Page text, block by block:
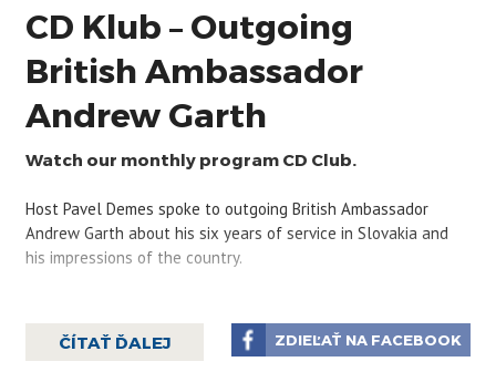
CD Klub – Outgoing
British Ambassador
Andrew Garth
Watch our monthly program CD Club.
Host Pavel Demes spoke to outgoing British Ambassador
Andrew Garth about his six years of service in Slovakia and
his impressions of the country.
ČÍTAŤ ĎALEJ ZDIEĽAŤ NA FACEBOOK